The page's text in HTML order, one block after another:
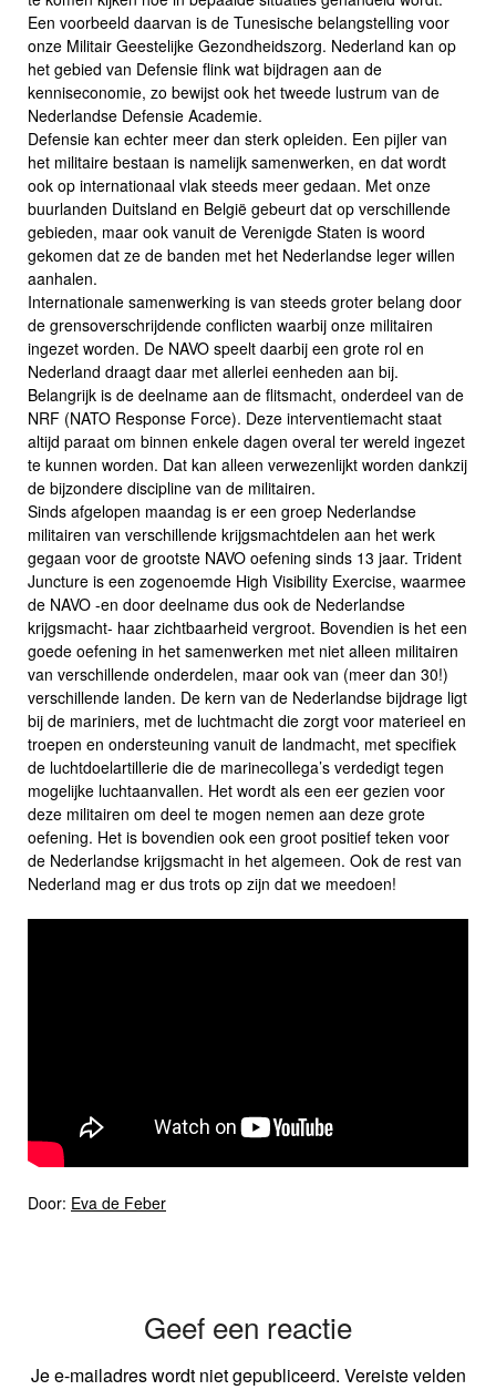
Een voorbeeld daarvan is de Tunesische belangstelling voor
onze Militair Geestelijke Gezondheidszorg. Nederland kan op
het gebied van Defensie flink wat bijdragen aan de
kenniseconomie, zo bewijst ook het tweede lustrum van de
Nederlandse Defensie Academie.
Defensie kan echter meer dan sterk opleiden. Een pijler van
het militaire bestaan is namelijk samenwerken, en dat wordt
ook op internationaal vlak steeds meer gedaan. Met onze
buurlanden Duitsland en België gebeurt dat op verschillende
gebieden, maar ook vanuit de Verenigde Staten is woord
gekomen dat ze de banden met het Nederlandse leger willen
aanhalen.
Internationale samenwerking is van steeds groter belang door
de grensoverschrijdende conflicten waarbij onze militairen
ingezet worden. De NAVO speelt daarbij een grote rol en
Nederland draagt daar met allerlei eenheden aan bij.
Belangrijk is de deelname aan de flitsmacht, onderdeel van de
NRF (NATO Response Force). Deze interventiemacht staat
altijd paraat om binnen enkele dagen overal ter wereld ingezet
te kunnen worden. Dat kan alleen verwezenlijkt worden dankzij
de bijzondere discipline van de militairen.
Sinds afgelopen maandag is er een groep Nederlandse
militairen van verschillende krijgsmachtdelen aan het werk
gegaan voor de grootste NAVO oefening sinds 13 jaar. Trident
Juncture is een zogenoemde High Visibility Exercise, waarmee
de NAVO -en door deelname dus ook de Nederlandse
krijgsmacht- haar zichtbaarheid vergroot. Bovendien is het een
goede oefening in het samenwerken met niet alleen militairen
van verschillende onderdelen, maar ook van (meer dan 30!)
verschillende landen. De kern van de Nederlandse bijdrage ligt
bij de mariniers, met de luchtmacht die zorgt voor materieel en
troepen en ondersteuning vanuit de landmacht, met specifiek
de luchtdoelartillerie die de marinecollega’s verdedigt tegen
mogelijke luchtaanvallen. Het wordt als een eer gezien voor
deze militairen om deel te mogen nemen aan deze grote
oefening. Het is bovendien ook een groot positief teken voor
de Nederlandse krijgsmacht in het algemeen. Ook de rest van
Nederland mag er dus trots op zijn dat we meedoen!
Door: Eva de Feber
Geef een reactie
Je e-mailadres wordt niet gepubliceerd. Vereiste velden